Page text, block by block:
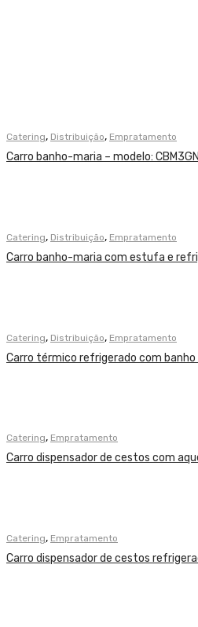
Catering, Distribuição, Empratamento
Carro banho-maria – modelo:
Catering, Distribuição, Empratamento
Carro banho-maria com estufa e
Catering, Distribuição, Empratamento
Carro térmico refrigerado com banho
Catering, Empratamento
Carro dispensador de cestos com
Catering, Empratamento
Carro dispensador de cestos